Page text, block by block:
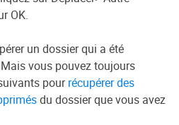
OK.
un dossier qui a été
vous pouvez toujours
pourrécupérer des
du dossier que vous avez